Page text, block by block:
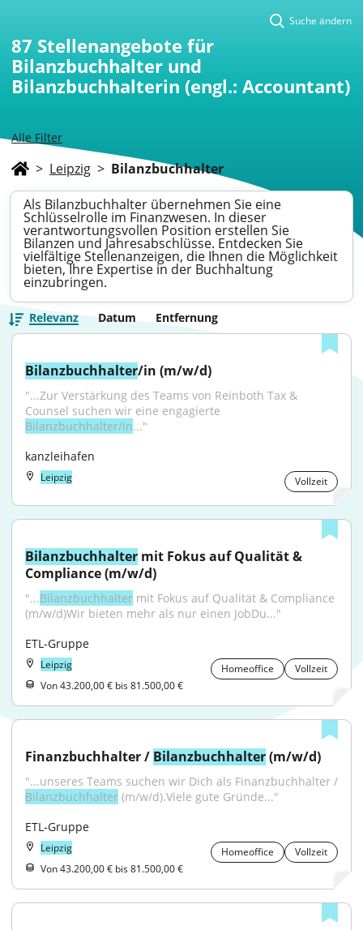
Alle Filter
Suche ändern
87 Stellenangebote für
Bilanzbuchhalter und
Bilanzbuchhalterin (engl.: Accountant)
> Leipzig > Bilanzbuchhalter
Als Bilanzbuchhalter übernehmen Sie eine
Schlüsselrolle im Finanzwesen. In dieser
verantwortungsvollen Position erstellen Sie
Bilanzen und Jahresabschlüsse. Entdecken Sie
vielfältige Stellenanzeigen, die Ihnen die Möglichkeit
bieten, Ihre Expertise in der Buchhaltung
einzubringen.
Relevanz Datum Entfernung
Bilanzbuchhalter/in (m/w/d)
"...Zur Verstärkung des Teams von Reinboth Tax &
Bilanzbuchhalter/in..."
kanzleihafen
Leipzig Vollzeit
Bilanzbuchhalter mit Fokus auf Qualität &
Compliance (m/w/d)
"...Bilanzbuchhalter mit Fokus auf Qualität & Compliance
(m/w/d)Wir bieten mehr als nur einen JobDu..."
ETL-Gruppe
Leipzig Homeoffice
Vollzeit
Von 43.200,00 € bis 81.500,00 €
Finanzbuchhalter / Bilanzbuchhalter (m/w/d)
Bilanzbuchhalter (m/w/d).Viele gute Gründe..."
ETL-Gruppe
Leipzig Homeoffice
Vollzeit
Von 43.200,00 € bis 81.500,00 €